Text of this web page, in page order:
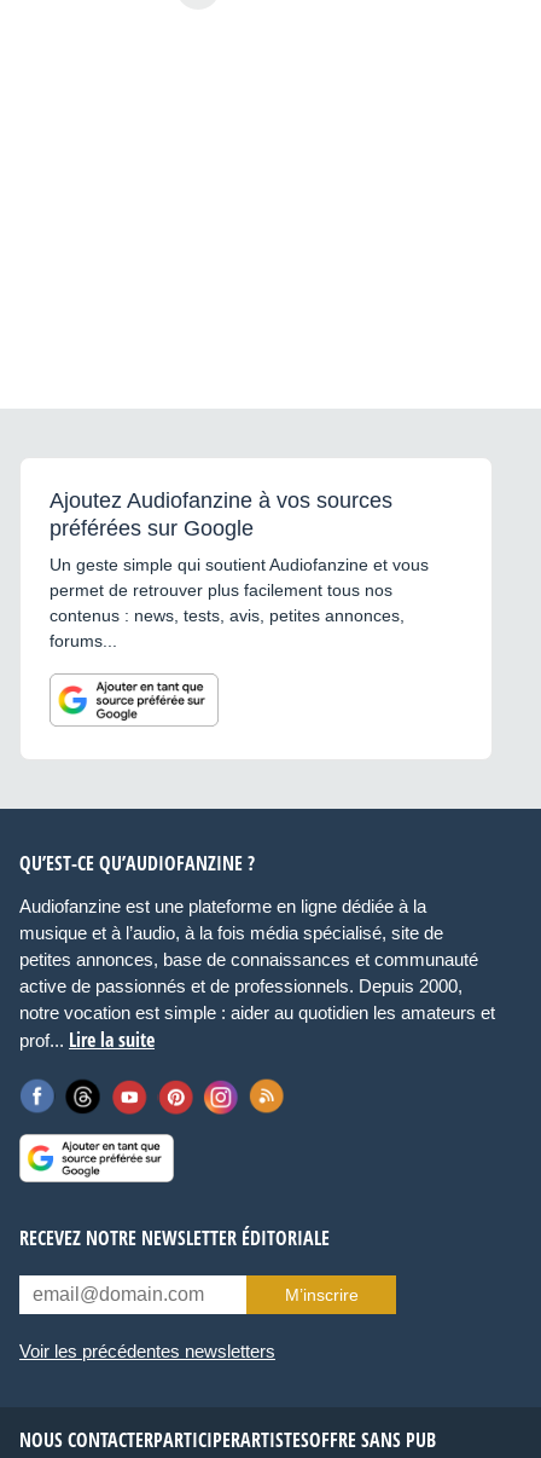
Ajoutez Audiofanzine à vos sources
préférées sur Google
Un geste simple qui soutient Audiofanzine et vous
permet de retrouver plus facilement tous nos
contenus : news, tests, avis, petites annonces,
forums...
QU’EST-CE QU’AUDIOFANZINE ?
Audiofanzine est une plateforme en ligne dédiée à la
musique et à l’audio, à la fois média spécialisé, site de
petites annonces, base de connaissances et communauté
active de passionnés et de professionnels. Depuis 2000,
notre vocation est simple : aider au quotidien les amateurs et
prof... Lire la suite
RECEVEZ NOTRE NEWSLETTER ÉDITORIALE
M’inscrire
Voir les précédentes newsletters
NOUS CONTACTERPARTICIPERARTISTESOFFRE SANS PUB